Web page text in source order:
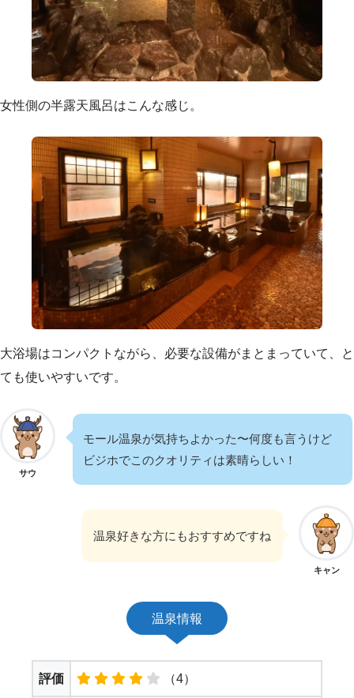
女性側の半露天風呂はこんな感じ。
大浴場はコンパクトながら、必要な設備がまとまっていて、と
ても使いやすいです。
サウ
モール温泉が気持ちよかった〜何度も言うけど
ビジホでこのクオリティは素晴らしい！
キャン
温泉好きな方にもおすすめですね
温泉情報
評価 （4）